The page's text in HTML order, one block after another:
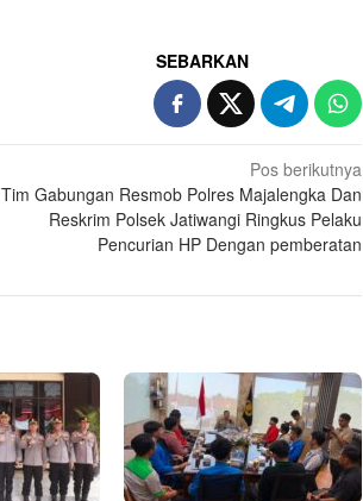
SEBARKAN
Pos berikutnya
Tim Gabungan Resmob Polres Majalengka Dan
Reskrim Polsek Jatiwangi Ringkus Pelaku
Pencurian HP Dengan pemberatan